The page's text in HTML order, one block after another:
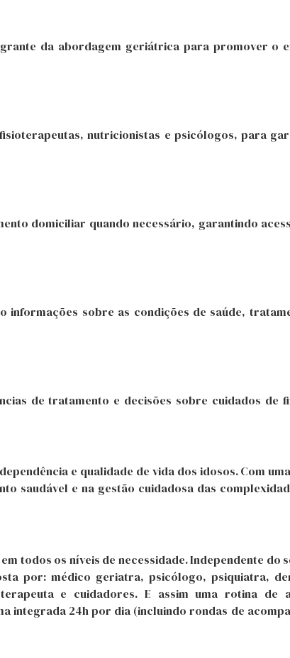
da abordagem geriátrica para promover o
nutricionistas e psicólogos, para
domiciliar quando necessário, garantindo
sobre as condições de saúde,
de tratamento e decisões sobre cuidados de
e qualidade de vida dos idosos. Com
saudável e na gestão cuidadosa das
todos os níveis de necessidade. Independente do
por: médico geriatra, psicólogo, psiquiatra,
e cuidadores. E assim uma rotina de
integrada 24h por dia (incluindo rondas de